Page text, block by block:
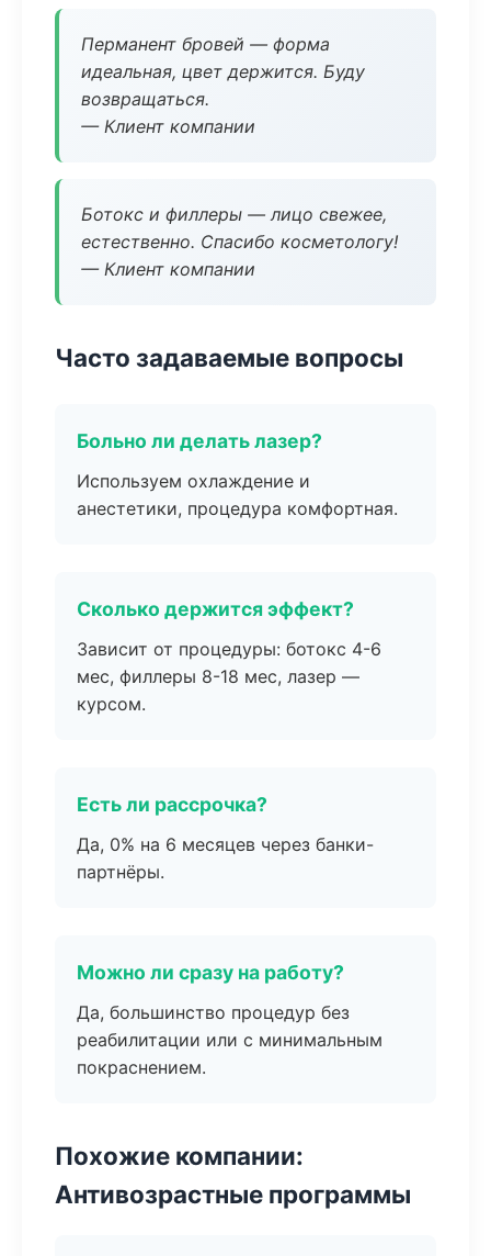
Перманент бровей — форма
идеальная, цвет держится. Буду
возвращаться.
— Клиент компании
Ботокс и филлеры — лицо свежее,
естественно. Спасибо косметологу!
— Клиент компании
Часто задаваемые вопросы
Больно ли делать лазер?
Используем охлаждение и
анестетики, процедура комфортная.
Сколько держится эффект?
Зависит от процедуры: ботокс 4-6
мес, филлеры 8-18 мес, лазер —
курсом.
Есть ли рассрочка?
Да, 0% на 6 месяцев через банки-
партнёры.
Можно ли сразу на работу?
Да, большинство процедур без
реабилитации или с минимальным
покраснением.
Похожие компании:
Антивозрастные программы